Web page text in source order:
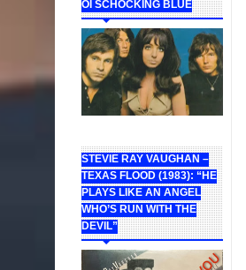
ΟΙ SCHOCKING BLUE
STEVIE RAY VAUGHAN –
TEXAS FLOOD (1983): “HE
PLAYS LIKE AN ANGEL
WHO’S RUN WITH THE
DEVIL”